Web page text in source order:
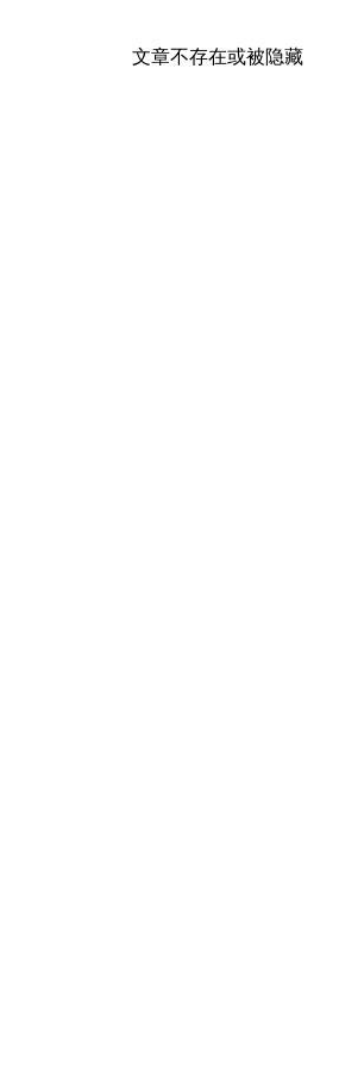
文章不存在或被隐藏